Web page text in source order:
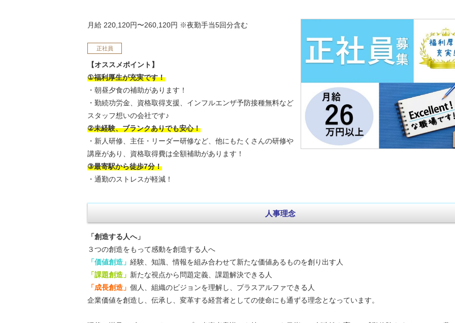
月給 220,120円〜260,120円 ※夜勤手当5回分含む
正社員
【オススメポイント】
①福利厚生が充実です！
・朝昼夕食の補助があります！
・勤続功労金、資格取得支援、インフルエンザ予防接種無料など
スタッフ想いの会社です♪
②未経験、ブランクありでも安心！
・新人研修、主任・リーダー研修など、他にもたくさんの研修や
講座があり、資格取得費は全額補助があります！
③最寄駅から徒歩7分！
・通勤のストレスが軽減！
人事理念
「創造する人へ」
３つの創造をもって感動を創造する人へ
「価値創造」 経験、知識、情報を組み合わせて新たな価値あるものを創り出す人
「課題創造」 新たな視点から問題定義、課題解決できる人
「成長創造」 個人、組織のビジョンを理解し、プラスアルファできる人
企業価値を創造し、伝承し、変革する経営者としての使命にも通ずる理念となっています。